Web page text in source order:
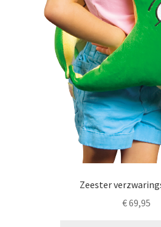
Zeester
€69,95